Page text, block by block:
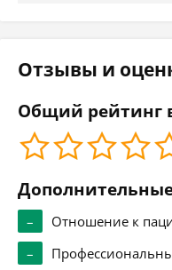
Отзывы и
Общий рейтинг
–
Отношение к
–